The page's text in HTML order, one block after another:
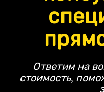
Ответим на
стоимость,